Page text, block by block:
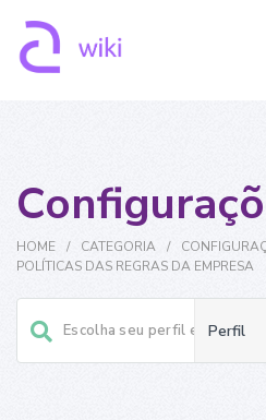
HOME / CATEGORIA /
POLÍTICAS DAS REGRAS DA EMPRESA